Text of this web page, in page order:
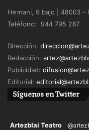
Hernani, 9 bajo | 48003 –
Teléfono: 944 795 287
Dirección:
Redacción:
Publicidad:
Editorial:
Síguenos en Twitter
Artezblai Teatro